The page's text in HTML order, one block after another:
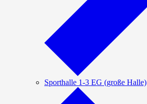
Sporthalle 1-3 EG (große Halle)